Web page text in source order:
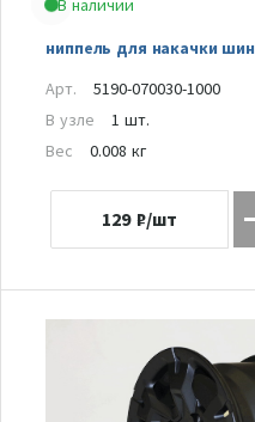
В наличии
ниппель для накачки шин
Арт.
5190-070030-1000
В узле
1 шт.
Вес
0.008 кг
129 ₽/шт